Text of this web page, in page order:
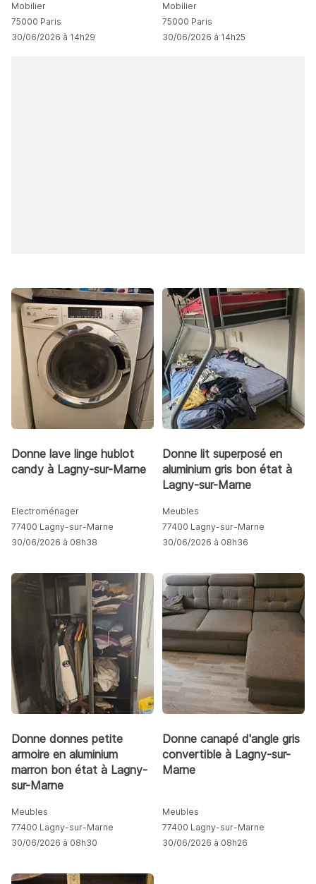
Mobilier
75000 Paris
30/06/2026 à 14h29
Mobilier
75000 Paris
30/06/2026 à 14h25
Donne lave linge hublot
candy à Lagny-sur-Marne
Electroménager
77400 Lagny-sur-Marne
30/06/2026 à 08h38
Donne lit superposé en
aluminium gris bon état à
Lagny-sur-Marne
Meubles
77400 Lagny-sur-Marne
30/06/2026 à 08h36
Donne donnes petite
armoire en aluminium
marron bon état à Lagny-
sur-Marne
Meubles
77400 Lagny-sur-Marne
30/06/2026 à 08h30
Donne canapé d'angle gris
convertible à Lagny-sur-
Marne
Meubles
77400 Lagny-sur-Marne
30/06/2026 à 08h26